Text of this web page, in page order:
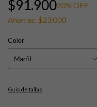
$91.90020% OFF
Ahorras: $23.000
Color
Guía de tallas